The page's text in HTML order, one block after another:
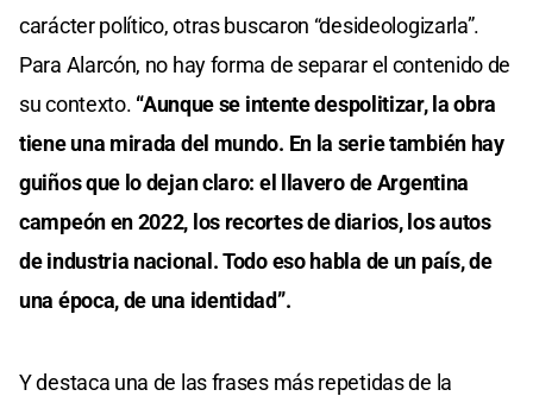
carácter político, otras buscaron “desideologizarla”.
Para Alarcón, no hay forma de separar el contenido de
su contexto. “Aunque se intente despolitizar, la obra
tiene una mirada del mundo. En la serie también hay
guiños que lo dejan claro: el llavero de Argentina
campeón en 2022, los recortes de diarios, los autos
de industria nacional. Todo eso habla de un país, de
una época, de una identidad”.
Y destaca una de las frases más repetidas de la